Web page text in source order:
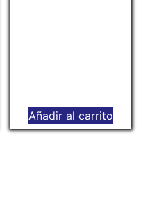
Añadir al carrito